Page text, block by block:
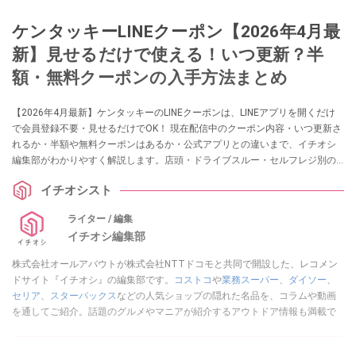
ケンタッキーLINEクーポン【2026年4月最
新】見せるだけで使える！いつ更新？半
額・無料クーポンの入手方法まとめ
【2026年4月最新】ケンタッキーのLINEクーポンは、LINEアプリを開くだけ
で会員登録不要・見せるだけでOK！ 現在配信中のクーポン内容・いつ更新さ
れるか・半額や無料クーポンはあるか・公式アプリとの違いまで、イチオシ
編集部がわかりやすく解説します。店頭・ドライブスルー・セルフレジ別の
イチオシスト
ライター / 編集
イチオシ編集部
株式会社オールアバウトが株式会社NTTドコモと共同で開設した、レコメン
ドサイト『イチオシ』の編集部です。
コストコや業務スーパー、 ダイソー、
セリア、 スターバックスなどの人気ショップの隠れた名品を、コラムや動画
を通してご紹介。話題のグルメやマニアが紹介するアウトドア情報も満載で